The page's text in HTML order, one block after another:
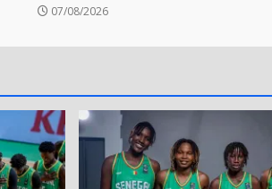
07/08/2026